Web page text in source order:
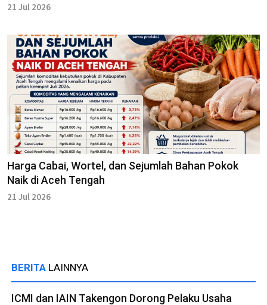
21 Jul 2026
Harga Cabai, Wortel, dan Sejumlah Bahan Pokok
Naik di Aceh Tengah
21 Jul 2026
BERITA LAINNYA
ICMI dan IAIN Takengon Dorong Pelaku Usaha